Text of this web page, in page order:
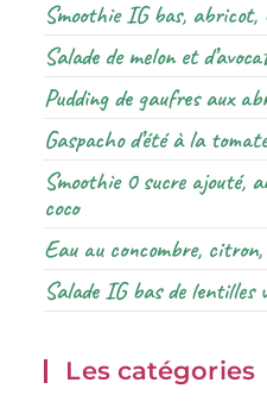
Smoothie IG bas,
Salade de melon et
Pudding de gaufres aux
Gaspacho d’été à la
Smoothie 0 sucre ajouté,
coco
Eau au concombre,
Salade IG bas de lentilles
Les catégories